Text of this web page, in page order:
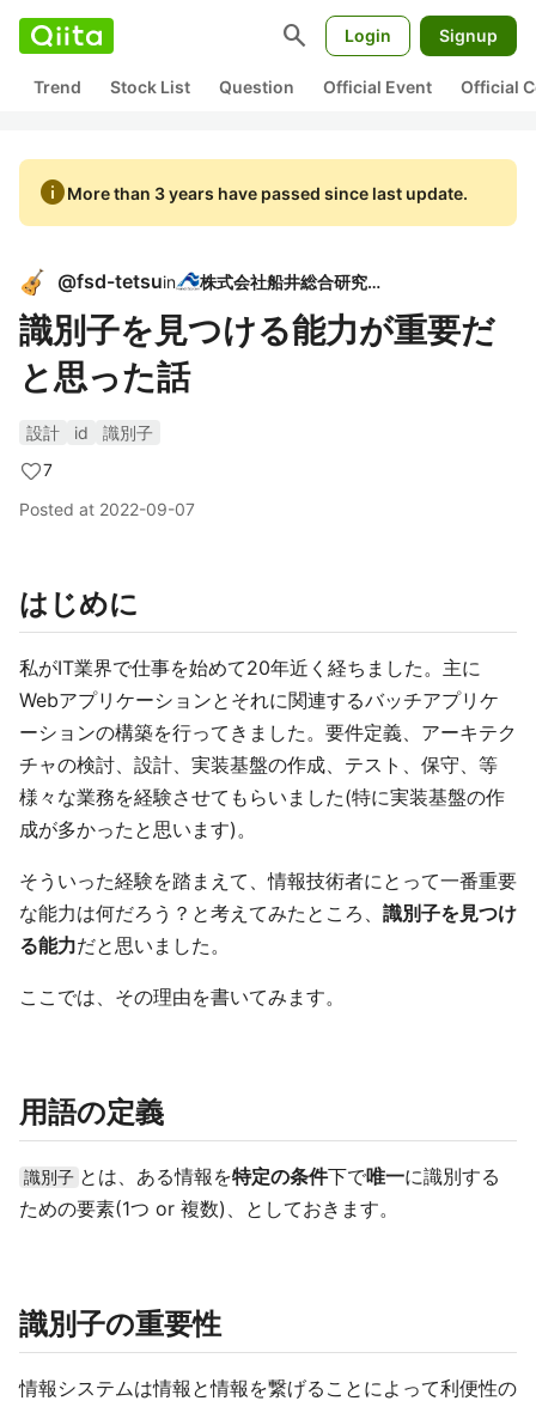
search Login Signup
Trend Stock List Question Official Event Official
infoMore than 3 years have passed since last update.
@fsd-tetsuin 株式会社船井総合研究所
識別子を見つける能力が重要だ
と思った話
設計 id
識別子
7
Posted at 2022-09-07
はじめに
私がIT業界で仕事を始めて20年近く経ちました。主に
Webアプリケーションとそれに関連するバッチアプリケ
ーションの構築を行ってきました。要件定義、アーキテク
チャの検討、設計、実装基盤の作成、テスト、保守、等
様々な業務を経験させてもらいました(特に実装基盤の作
成が多かったと思います)。
そういった経験を踏まえて、情報技術者にとって一番重要
な能力は何だろう？と考えてみたところ、 識別子を見つけ
る能力だと思いました。
ここでは、その理由を書いてみます。
用語の定義
識別子 とは、ある情報を特定の条件下で唯一に識別する
ための要素(1つ or 複数)、としておきます。
識別子の重要性
情報システムは情報と情報を繋げることによって利便性の